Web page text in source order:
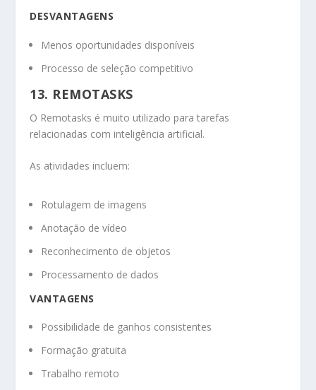
DESVANTAGENS
Menos oportunidades disponíveis
Processo de seleção competitivo
13. REMOTASKS
O Remotasks é muito utilizado para tarefas
relacionadas com inteligência artificial.
As atividades incluem:
Rotulagem de imagens
Anotação de vídeo
Reconhecimento de objetos
Processamento de dados
VANTAGENS
Possibilidade de ganhos consistentes
Formação gratuita
Trabalho remoto